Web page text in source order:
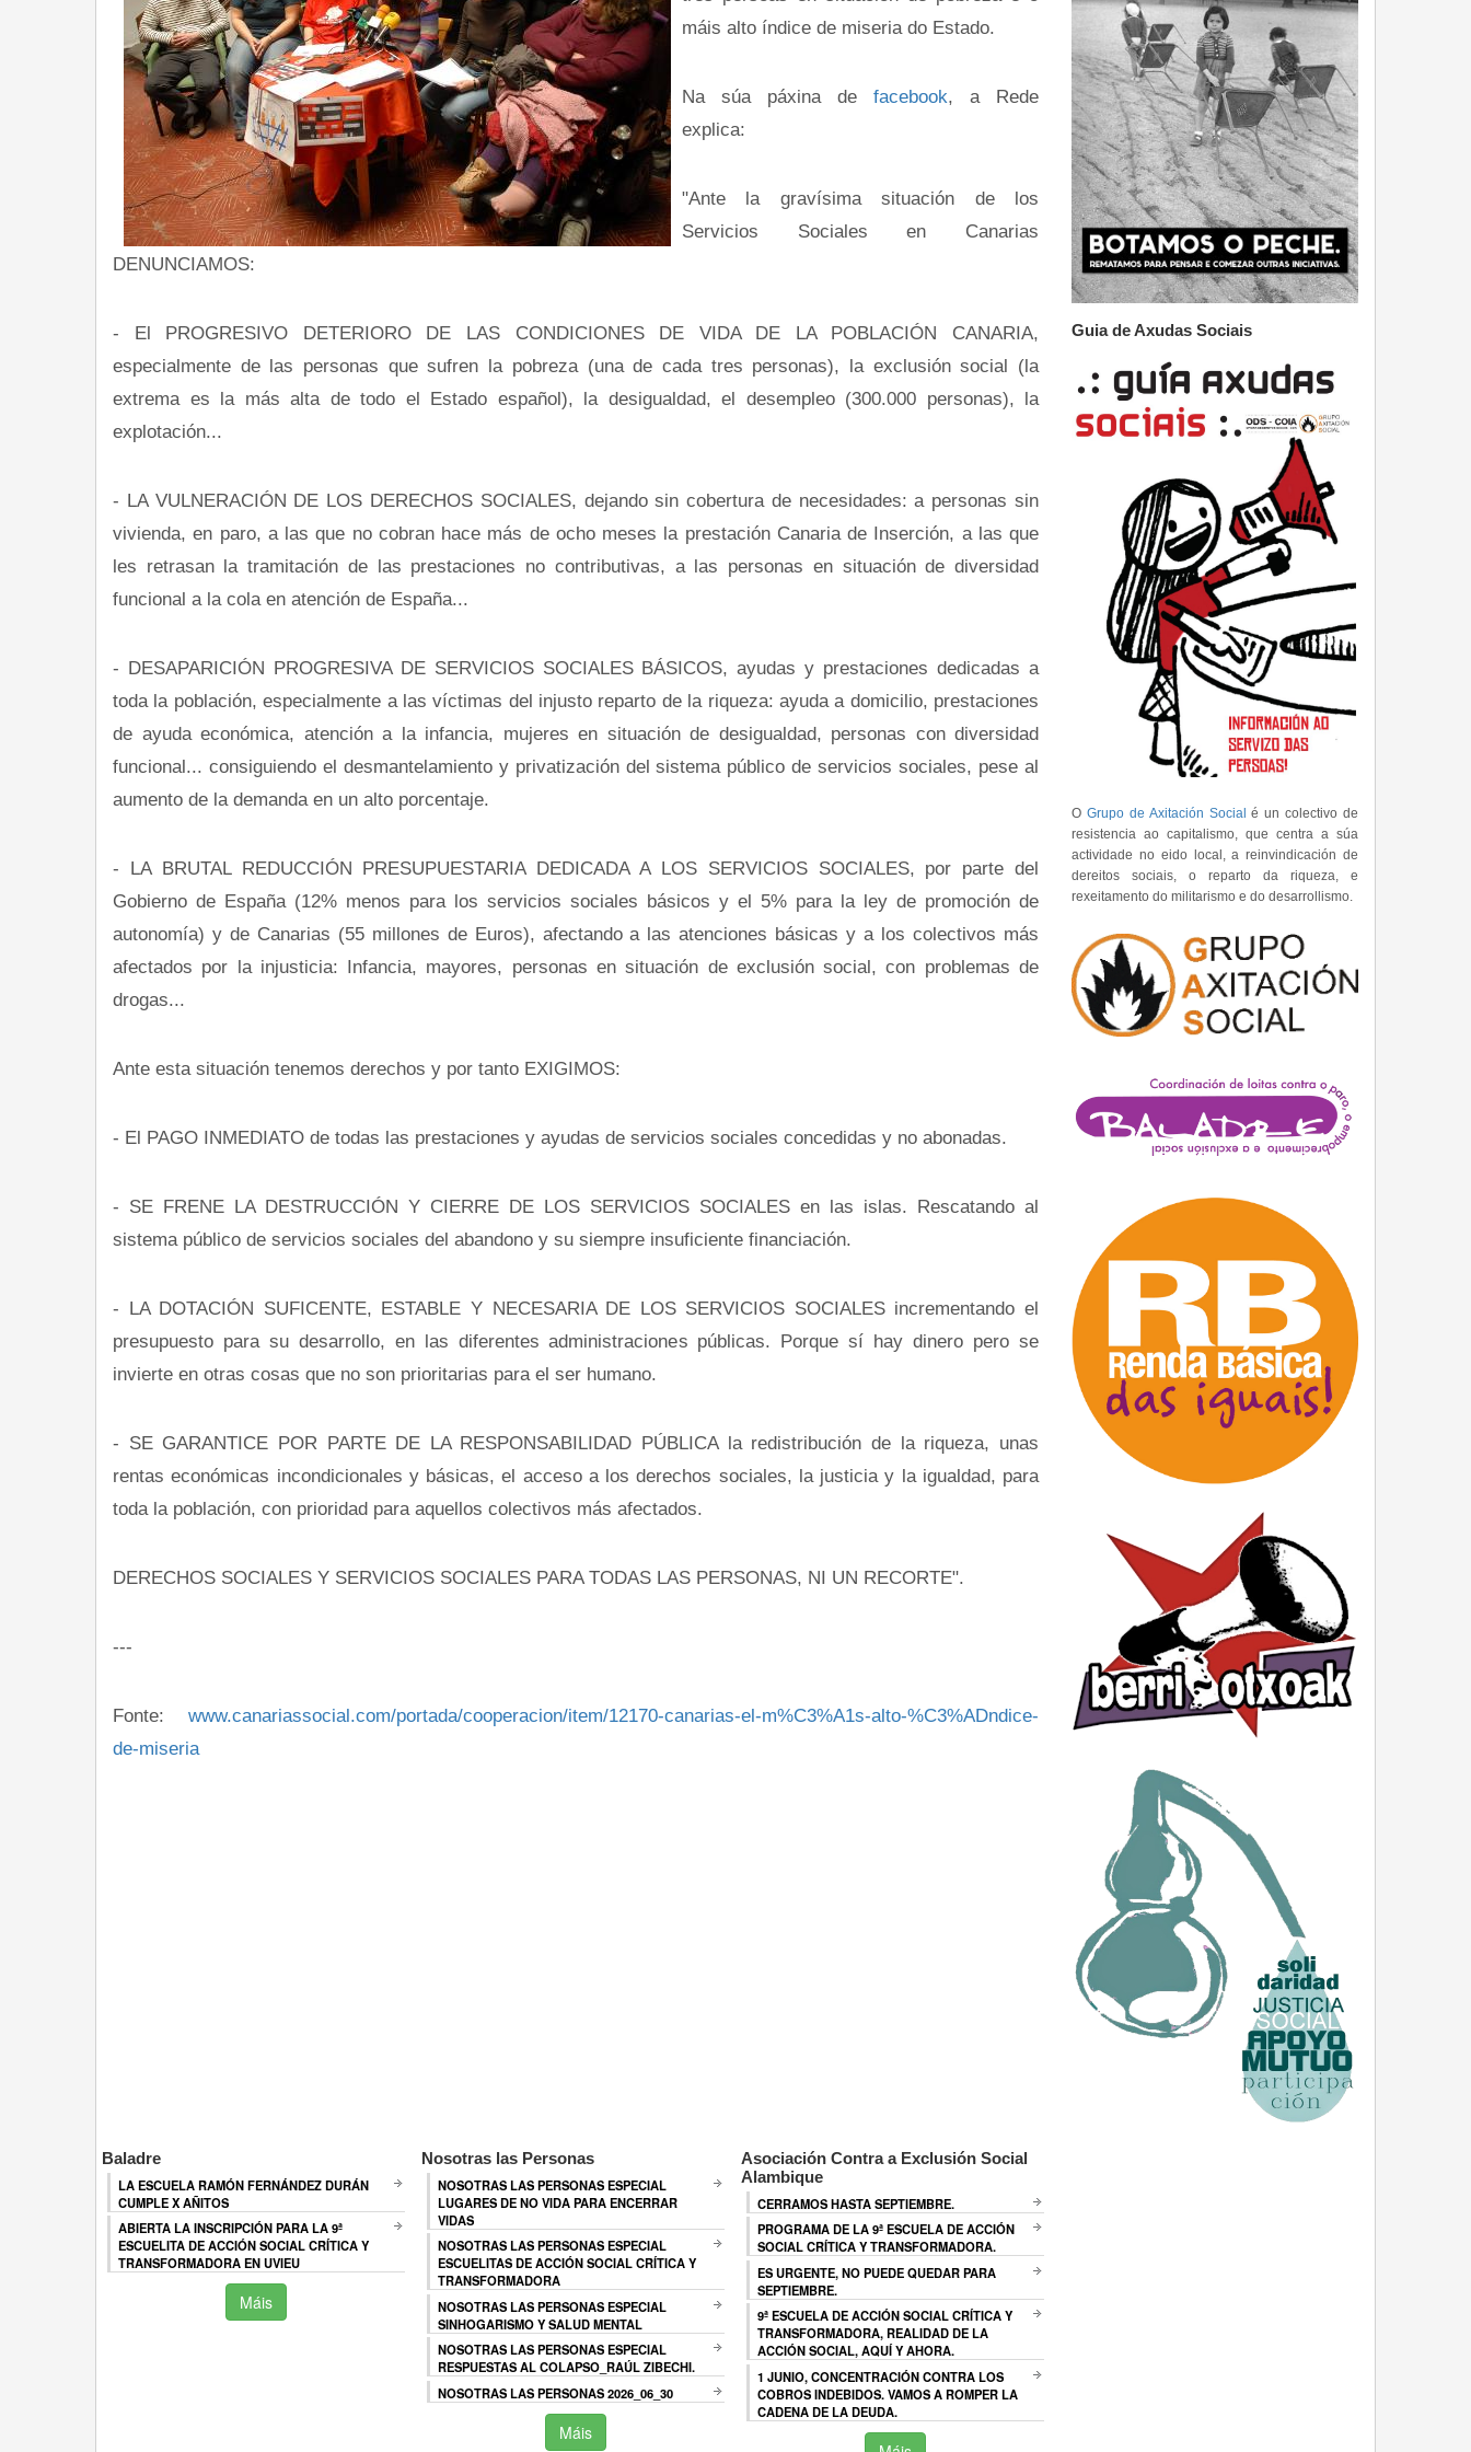
máis alto índice de miseria do Estado.
Na súa páxina de facebook, a Rede
explica:
"Ante la gravísima situación de los
Servicios Sociales en Canarias
DENUNCIAMOS:
- El PROGRESIVO DETERIORO DE LAS CONDICIONES DE VIDA DE LA POBLACIÓN CANARIA,
especialmente de las personas que sufren la pobreza (una de cada tres personas), la exclusión social (la
extrema es la más alta de todo el Estado español), la desigualdad, el desempleo (300.000 personas), la
explotación...
- LA VULNERACIÓN DE LOS DERECHOS SOCIALES, dejando sin cobertura de necesidades: a personas sin
vivienda, en paro, a las que no cobran hace más de ocho meses la prestación Canaria de Inserción, a las que
les retrasan la tramitación de las prestaciones no contributivas, a las personas en situación de diversidad
funcional a la cola en atención de España...
- DESAPARICIÓN PROGRESIVA DE SERVICIOS SOCIALES BÁSICOS, ayudas y prestaciones dedicadas a
toda la población, especialmente a las víctimas del injusto reparto de la riqueza: ayuda a domicilio, prestaciones
de ayuda económica, atención a la infancia, mujeres en situación de desigualdad, personas con diversidad
funcional... consiguiendo el desmantelamiento y privatización del sistema público de servicios sociales, pese al
aumento de la demanda en un alto porcentaje.
- LA BRUTAL REDUCCIÓN PRESUPUESTARIA DEDICADA A LOS SERVICIOS SOCIALES, por parte del
Gobierno de España (12% menos para los servicios sociales básicos y el 5% para la ley de promoción de
autonomía) y de Canarias (55 millones de Euros), afectando a las atenciones básicas y a los colectivos más
afectados por la injusticia: Infancia, mayores, personas en situación de exclusión social, con problemas de
drogas...
Ante esta situación tenemos derechos y por tanto EXIGIMOS:
- El PAGO INMEDIATO de todas las prestaciones y ayudas de servicios sociales concedidas y no abonadas.
- SE FRENE LA DESTRUCCIÓN Y CIERRE DE LOS SERVICIOS SOCIALES en las islas. Rescatando al
sistema público de servicios sociales del abandono y su siempre insuficiente financiación.
- LA DOTACIÓN SUFICENTE, ESTABLE Y NECESARIA DE LOS SERVICIOS SOCIALES incrementando el
presupuesto para su desarrollo, en las diferentes administraciones públicas. Porque sí hay dinero pero se
invierte en otras cosas que no son prioritarias para el ser humano.
- SE GARANTICE POR PARTE DE LA RESPONSABILIDAD PÚBLICA la redistribución de la riqueza, unas
rentas económicas incondicionales y básicas, el acceso a los derechos sociales, la justicia y la igualdad, para
toda la población, con prioridad para aquellos colectivos más afectados.
DERECHOS SOCIALES Y SERVICIOS SOCIALES PARA TODAS LAS PERSONAS, NI UN RECORTE".
---
Fonte: www.canariassocial.com/portada/cooperacion/item/12170-canarias-el-m%C3%A1s-alto-%C3%ADndice-
de-miseria
Guia de Axudas Sociais
O Grupo de Axitación Social é un colectivo de
resistencia ao capitalismo, que centra a súa
actividade no eido local, a reinvindicación de
dereitos sociais, o reparto da riqueza, e
rexeitamento do militarismo e do desarrollismo.
Baladre
LA ESCUELA RAMÓN FERNÁNDEZ DURÁN
CUMPLE X AÑITOS
ABIERTA LA INSCRIPCIÓN PARA LA 9ª
ESCUELITA DE ACCIÓN SOCIAL CRÍTICA Y
TRANSFORMADORA EN UVIEU
Máis
Nosotras las Personas
NOSOTRAS LAS PERSONAS ESPECIAL
LUGARES DE NO VIDA PARA ENCERRAR
VIDAS
NOSOTRAS LAS PERSONAS ESPECIAL
ESCUELITAS DE ACCIÓN SOCIAL CRÍTICA Y
TRANSFORMADORA
NOSOTRAS LAS PERSONAS ESPECIAL
SINHOGARISMO Y SALUD MENTAL
NOSOTRAS LAS PERSONAS ESPECIAL
RESPUESTAS AL COLAPSO_RAÚL ZIBECHI.
NOSOTRAS LAS PERSONAS 2026_06_30
Máis
Asociación Contra a Exclusión Social
Alambique
CERRAMOS HASTA SEPTIEMBRE.
PROGRAMA DE LA 9ª ESCUELA DE ACCIÓN
SOCIAL CRÍTICA Y TRANSFORMADORA.
ES URGENTE, NO PUEDE QUEDAR PARA
SEPTIEMBRE.
9ª ESCUELA DE ACCIÓN SOCIAL CRÍTICA Y
TRANSFORMADORA, REALIDAD DE LA
ACCIÓN SOCIAL, AQUÍ Y AHORA.
1 JUNIO, CONCENTRACIÓN CONTRA LOS
COBROS INDEBIDOS. VAMOS A ROMPER LA
CADENA DE LA DEUDA.